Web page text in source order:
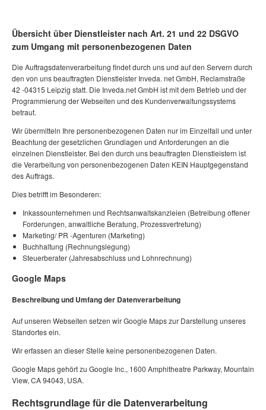
Übersicht über Dienstleister nach Art. 21 und 22 DSGVO
zum Umgang mit personenbezogenen Daten
Die Auftragsdatenverarbeitung findet durch uns und auf den Servern durch
den von uns beauftragten Dienstleister Inveda. net GmbH, Reclamstraße
42 -04315 Leipzig statt. Die Inveda.net GmbH ist mit dem Betrieb und der
Programmierung der Webseiten und des Kundenverwaltungssystems
betraut.
Wir übermitteln Ihre personenbezogenen Daten nur im Einzelfall und unter
Beachtung der gesetzlichen Grundlagen und Anforderungen an die
einzelnen Dienstleister. Bei den durch uns beauftragten Dienstleistern ist
die Verarbeitung von personenbezogenen Daten KEIN Hauptgegenstand
des Auftrags.
Dies betrifft im Besonderen:
Inkassounternehmen und Rechtsanwaltskanzleien (Betreibung offener
Forderungen, anwaltliche Beratung, Prozessvertretung)
Marketing/ PR -Agenturen (Marketing)
Buchhaltung (Rechnungslegung)
Steuerberater (Jahresabschluss und Lohnrechnung)
Google Maps
Beschreibung und Umfang der Datenverarbeitung
Auf unseren Webseiten setzen wir Google Maps zur Darstellung unseres
Standortes ein.
Wir erfassen an dieser Stelle keine personenbezogenen Daten.
Google Maps gehört zu Google Inc., 1600 Amphitheatre Parkway, Mountain
View, CA 94043, USA.
Rechtsgrundlage für die Datenverarbeitung